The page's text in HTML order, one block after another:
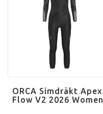
ORCA Simdräkt Apex
Flow V2 2026 Women